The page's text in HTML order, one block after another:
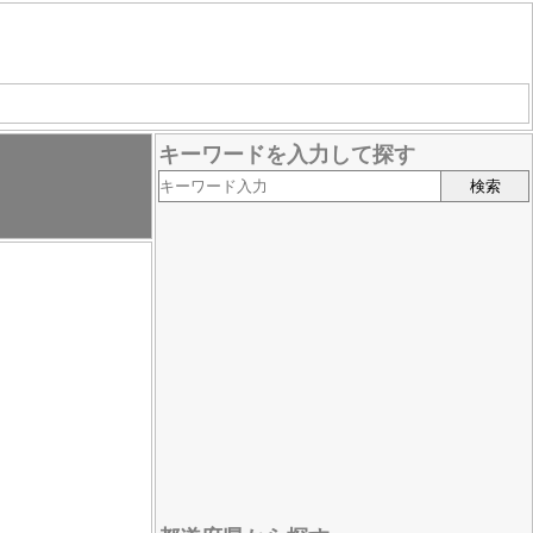
キーワードを入力して探す